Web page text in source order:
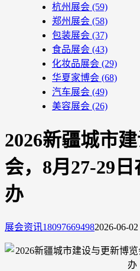
杭州展会 (59)
郑州展会 (58)
包装展会 (37)
食品展会 (43)
化妆品展会 (29)
华夏家博会 (68)
汽车展会 (49)
美容展会 (26)
2026新疆城市
会，8月27-29
办
展会资讯180976694982026-06-